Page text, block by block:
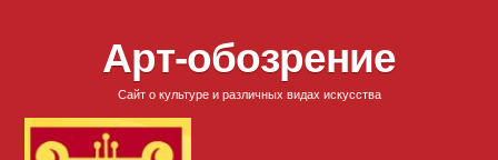
Арт-обозрение
Сайт о культуре и различных видах искусства